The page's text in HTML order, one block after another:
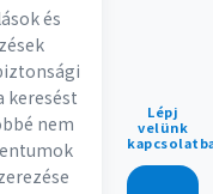
és
keresést
nem
Lépj
velünk